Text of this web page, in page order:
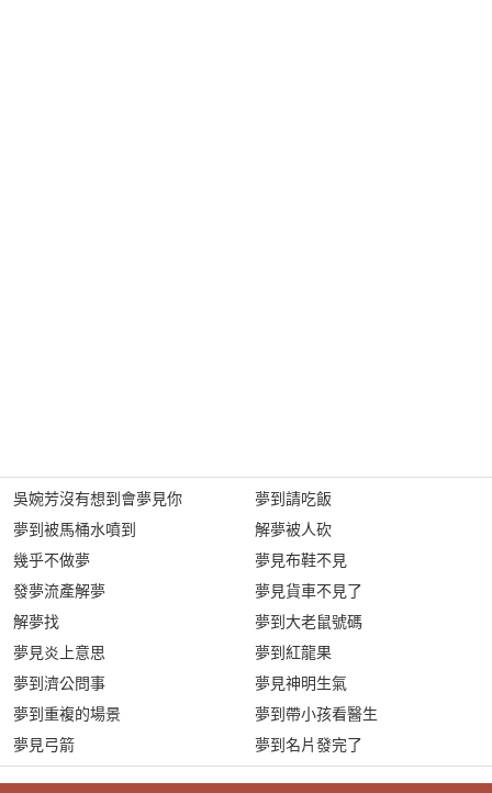
吳婉芳沒有想到會夢見你
夢到被馬桶水噴到
幾乎不做夢
發夢流產解夢
解夢找
夢見炎上意思
夢到濟公問事
夢到重複的場景
夢見弓箭
夢到請吃飯
解夢被人砍
夢見布鞋不見
夢見貨車不見了
夢到大老鼠號碼
夢到紅龍果
夢見神明生氣
夢到帶小孩看醫生
夢到名片發完了